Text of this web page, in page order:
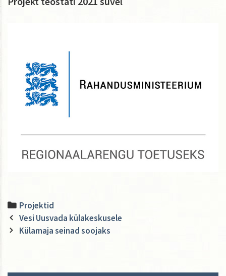
Categories
Projektid
Post
navigation
Vesi Uusvada külakeskusele
Külamaja seinad soojaks